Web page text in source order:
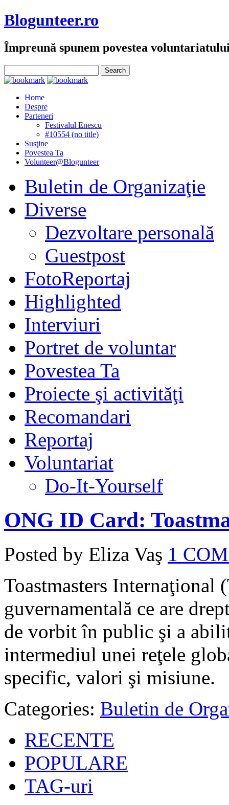
Blogunteer.ro
Împreună spunem povestea
Home
Despre
Parteneri
Festivalul Enescu
#10554 (no title)
Susţine
Povestea Ta
Volunteer@Blogunteer
Buletin de Organizaţie
Diverse
Dezvoltare personală
Guestpost
FotoReportaj
Highlighted
Interviuri
Portret de voluntar
Povestea Ta
Proiecte şi activităţi
Recomandari
Reportaj
Voluntariat
Do-It-Yourself
ONG ID Card:
Posted by Eliza Vaş 1
Toastmasters Internaţional
guvernamentală ce are
de vorbit în public şi a
intermediul unei reţele
specific, valori şi misiune.
Categories: Buletin de
RECENTE
POPULARE
TAG-uri